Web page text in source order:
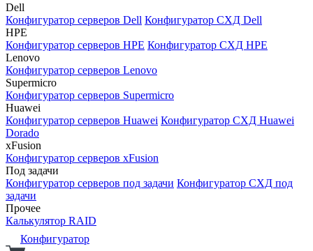
Dell
Конфигуратор серверов Dell Конфигуратор СХД Dell
HPE
Конфигуратор серверов HPE Конфигуратор СХД HPE
Lenovo
Конфигуратор серверов Lenovo
Supermicro
Конфигуратор серверов Supermicro
Huawei
Конфигуратор серверов Huawei Конфигуратор СХД Huawei
Dorado
xFusion
Конфигуратор серверов xFusion
Под задачи
Конфигуратор серверов под задачи Конфигуратор СХД под
задачи
Прочее
Калькулятор RAID
Конфигуратор